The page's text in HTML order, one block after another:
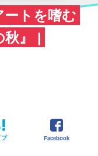
ートを嗜む
秋』 |
ブ Facebook